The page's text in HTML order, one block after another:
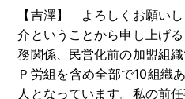
【吉澤】 よろしくお願い
介ということから申し上げ
務関係、民営化前の加盟組
Ｐ労組を含め全部で10組織
人となっています。私の前